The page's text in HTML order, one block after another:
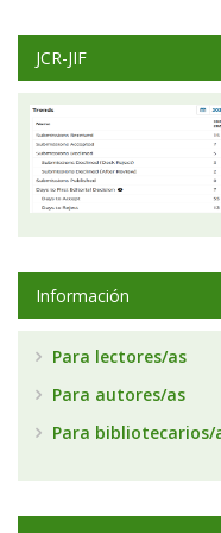
JCR-JIF
Información
Para lectores/as
Para autores/as
Para bibliotecarios/